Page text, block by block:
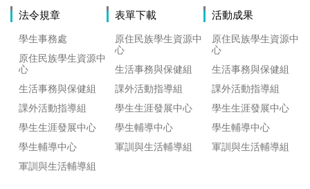
法令規章
學生事務處
原住民族學生資源中
心
生活事務與保健組
課外活動指導組
學生生涯發展中心
學生輔導中心
軍訓與生活輔導組
表單下載
原住民族學生資源中
心
生活事務與保健組
課外活動指導組
學生生涯發展中心
學生輔導中心
軍訓與生活輔導組
活動成果
原住民族學生資源中
心
生活事務與保健組
課外活動指導組
學生生涯發展中心
學生輔導中心
軍訓與生活輔導組